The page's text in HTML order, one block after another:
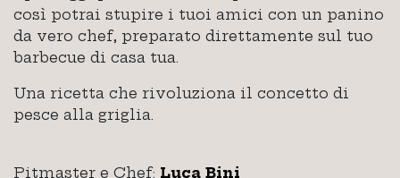
così potrai stupire i tuoi amici con un panino
da vero chef, preparato direttamente sul tuo
barbecue di casa tua.
Una ricetta che rivoluziona il concetto di
pesce alla griglia.
Pitmaster e Chef: Luca Bini